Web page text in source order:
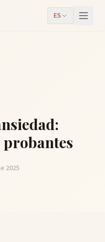
ES
probantes
2025